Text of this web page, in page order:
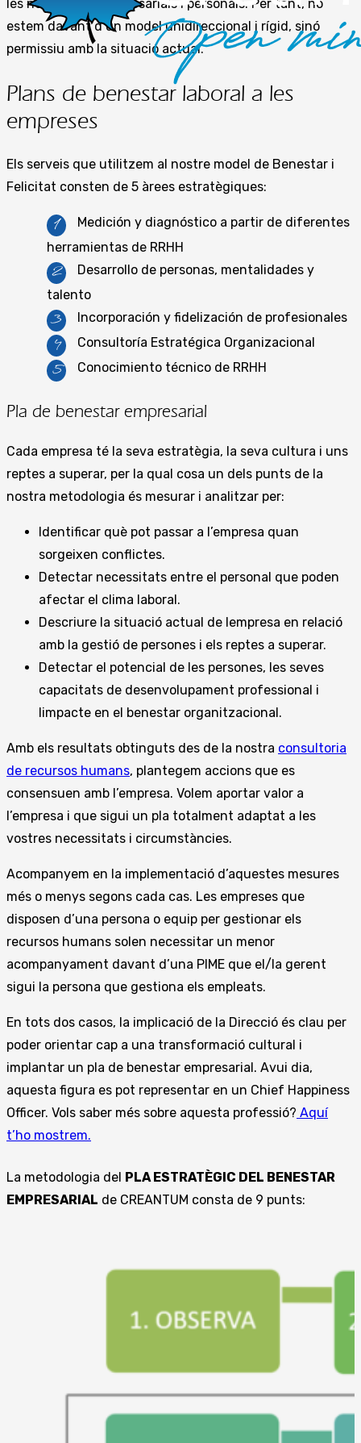
les necessitats empresarials i personals. Per tant, no
estem davant d’un model unidireccional i rígid, sinó
permissiu amb la situació actual.
Plans de benestar laboral a les
empreses
Els serveis que utilitzem al nostre model de Benestar i
Felicitat consten de 5 àrees estratègiques:
1
Medición y diagnóstico a partir de diferentes
herramientas de RRHH
2
Desarrollo de personas, mentalidades y
talento
3 Incorporación y fidelización de profesionales
4 Consultoría Estratégica Organizacional
5 Conocimiento técnico de RRHH
Pla de benestar empresarial
Cada empresa té la seva estratègia, la seva cultura i uns
reptes a superar, per la qual cosa un dels punts de la
nostra metodologia és mesurar i analitzar per:
Identificar què pot passar a l’empresa quan
sorgeixen conflictes.
Detectar necessitats entre el personal que poden
afectar el clima laboral.
Descriure la situació actual de lempresa en relació
amb la gestió de persones i els reptes a superar.
Detectar el potencial de les persones, les seves
capacitats de desenvolupament professional i
limpacte en el benestar organitzacional.
Amb els resultats obtinguts des de la nostra consultoria
de recursos humans, plantegem accions que es
consensuen amb l’empresa. Volem aportar valor a
l’empresa i que sigui un pla totalment adaptat a les
vostres necessitats i circumstàncies.
Acompanyem en la implementació d’aquestes mesures
més o menys segons cada cas. Les empreses que
disposen d’una persona o equip per gestionar els
recursos humans solen necessitar un menor
acompanyament davant d’una PIME que el/la gerent
sigui la persona que gestiona els empleats.
En tots dos casos, la implicació de la Direcció és clau per
poder orientar cap a una transformació cultural i
implantar un pla de benestar empresarial. Avui dia,
aquesta figura es pot representar en un Chief Happiness
Officer. Vols saber més sobre aquesta professió? Aquí
t’ho mostrem.
La metodologia del PLA ESTRATÈGIC DEL BENESTAR
EMPRESARIAL de CREANTUM consta de 9 punts: